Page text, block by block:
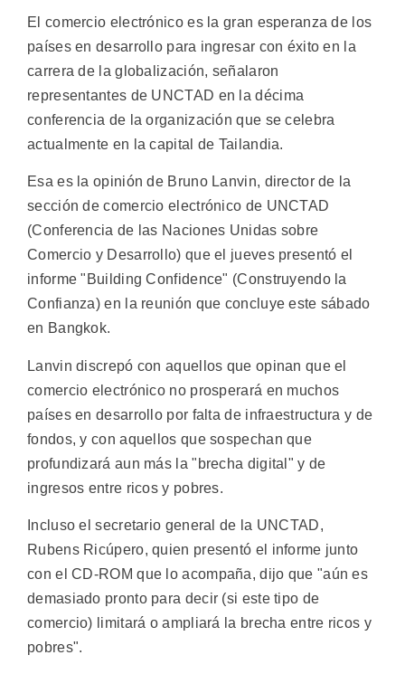
El comercio electrónico es la gran esperanza de los
países en desarrollo para ingresar con éxito en la
carrera de la globalización, señalaron
representantes de UNCTAD en la décima
conferencia de la organización que se celebra
actualmente en la capital de Tailandia.
Esa es la opinión de Bruno Lanvin, director de la
sección de comercio electrónico de UNCTAD
(Conferencia de las Naciones Unidas sobre
Comercio y Desarrollo) que el jueves presentó el
informe "Building Confidence" (Construyendo la
Confianza) en la reunión que concluye este sábado
en Bangkok.
Lanvin discrepó con aquellos que opinan que el
comercio electrónico no prosperará en muchos
países en desarrollo por falta de infraestructura y de
fondos, y con aquellos que sospechan que
profundizará aun más la "brecha digital" y de
ingresos entre ricos y pobres.
Incluso el secretario general de la UNCTAD,
Rubens Ricúpero, quien presentó el informe junto
con el CD-ROM que lo acompaña, dijo que "aún es
demasiado pronto para decir (si este tipo de
comercio) limitará o ampliará la brecha entre ricos y
pobres".